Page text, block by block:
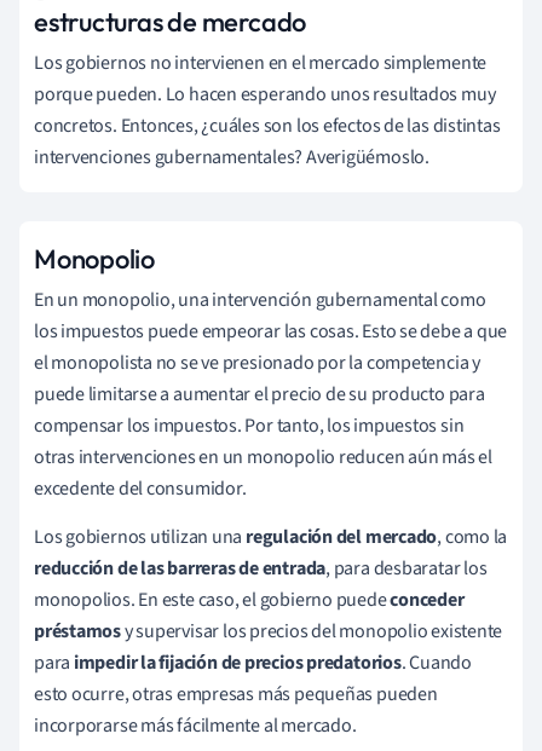
estructuras de mercado
Los gobiernos no intervienen en el mercado simplemente
porque pueden. Lo hacen esperando unos resultados muy
concretos. Entonces, ¿cuáles son los efectos de las distintas
intervenciones gubernamentales? Averigüémoslo.
Monopolio
En un monopolio, una intervención gubernamental como
los impuestos puede empeorar las cosas. Esto se debe a que
el monopolista no se ve presionado por la competencia y
puede limitarse a aumentar el precio de su producto para
compensar los impuestos. Por tanto, los impuestos sin
otras intervenciones en un monopolio reducen aún más el
excedente del consumidor.
Los gobiernos utilizan una regulación del mercado, como la
reducción de las barreras de entrada, para desbaratar los
monopolios. En este caso, el gobierno puedeconceder
préstamosy supervisar los precios del monopolio existente
para impedir la fijación de precios predatorios. Cuando
esto ocurre, otras empresas más pequeñas pueden
incorporarse más fácilmente al mercado.